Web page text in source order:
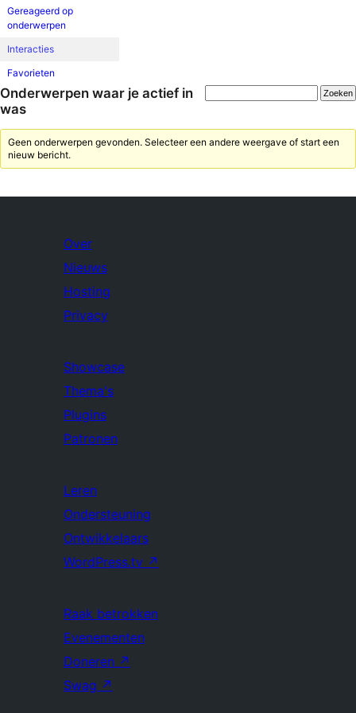
Gereageerd op
onderwerpen
Interacties
Favorieten
Onderwerpen waar je actief in
was
Geen onderwerpen gevonden. Selecteer een andere weergave of start een
nieuw bericht.
Over
Nieuws
Hosting
Privacy
Showcase
Thema's
Plugins
Patronen
Leren
Ondersteuning
Ontwikkelaars
WordPress.tv ↗
Raak betrokken
Evenementen
Doneren ↗
Swag ↗